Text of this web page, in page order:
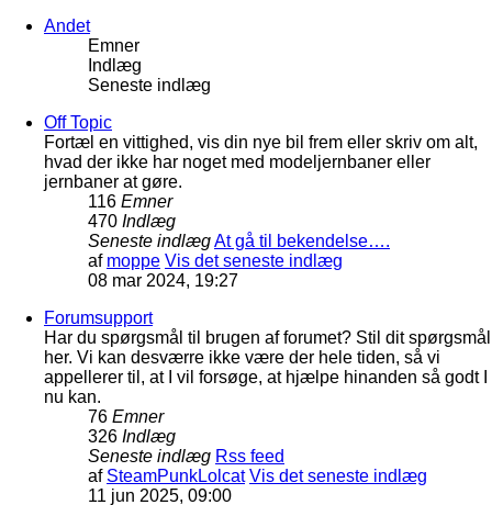
Andet
Emner
Indlæg
Seneste indlæg
Off Topic
Fortæl en vittighed, vis din nye bil frem eller skriv om alt,
hvad der ikke har noget med modeljernbaner eller
jernbaner at gøre.
116 Emner
470 Indlæg
Seneste indlægAt gå til bekendelse….
af moppe Vis det seneste indlæg
08 mar 2024, 19:27
Forumsupport
Har du spørgsmål til brugen af forumet? Stil dit spørgsmål
her. Vi kan desværre ikke være der hele tiden, så vi
appellerer til, at I vil forsøge, at hjælpe hinanden så godt I
nu kan.
76 Emner
326 Indlæg
Seneste indlæg Rss feed
af SteamPunkLolcat Vis det seneste indlæg
11 jun 2025, 09:00